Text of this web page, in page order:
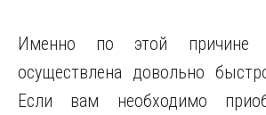
Именно по этой причине
осуществлена довольно
Если вам необходимо